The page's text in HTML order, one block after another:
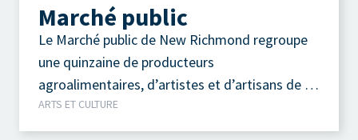
Marché public
Le Marché public de New Richmond regroupe
une quinzaine de producteurs
agroalimentaires, d’artistes et d’artisans de la
région.
ARTS ET CULTURE